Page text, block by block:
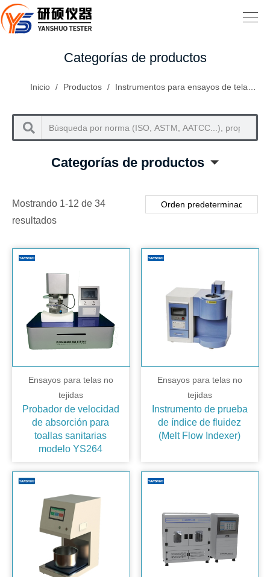
Categorías de productos
Inicio / Productos / Instrumentos para ensayos de telas no tejidas y materiales médicos sanitarios
Categorías de productos
Mostrando 1-12 de 34
resultados
Ensayos para telas no
tejidas
Probador de velocidad
de absorción para
toallas sanitarias
modelo YS264
Ensayos para telas no
tejidas
Instrumento de prueba
de índice de fluidez
(Melt Flow Indexer)